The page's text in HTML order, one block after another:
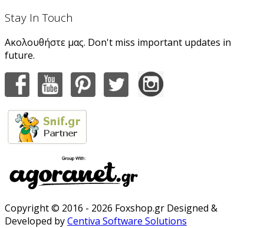
Stay In Touch
Ακολουθήστε μας. Don't miss important updates in
future.
Copyright © 2016 - 2026 Foxshop.gr Designed &
Developed byCentiva Software Solutions